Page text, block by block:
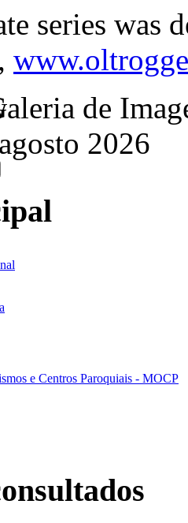
series was
,
de
2026
e Centros Paroquiais - MOCP